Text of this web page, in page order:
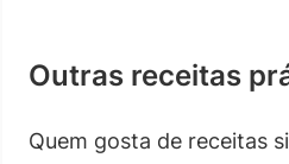
Outras receitas
Quem gosta de receitas